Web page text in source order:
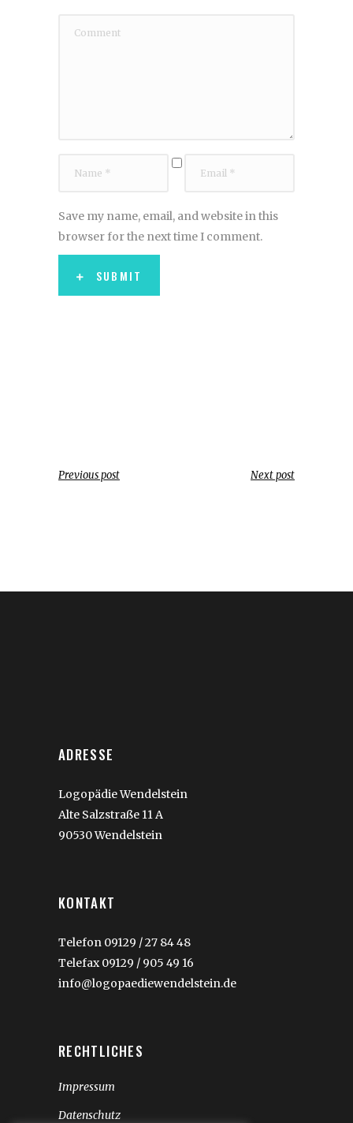
Save my name, email, and website in this
browser for the next time I comment.
SUBMIT
Previous post Next post
ADRESSE
Logopädie Wendelstein
Alte Salzstraße 11 A
90530 Wendelstein
KONTAKT
Telefon 09129 / 27 84 48
Telefax 09129 / 905 49 16
info@logopaediewendelstein.de
RECHTLICHES
Impressum
Datenschutz